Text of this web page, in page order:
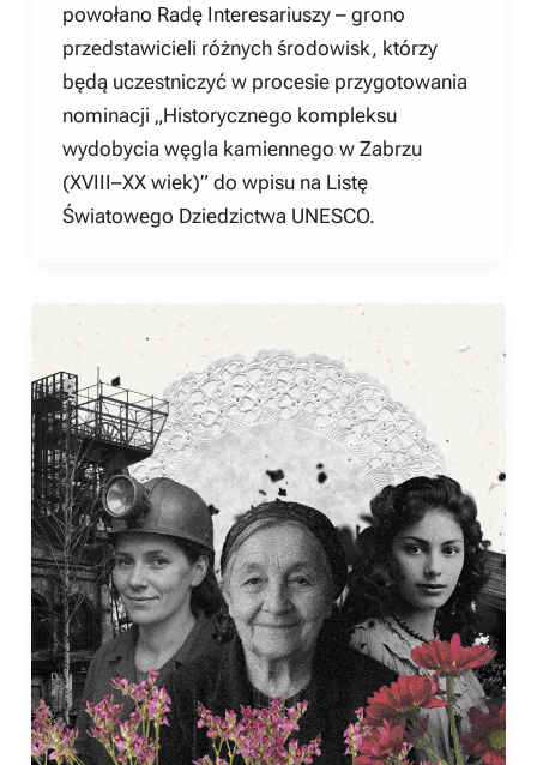
powołano Radę Interesariuszy – grono
przedstawicieli różnych środowisk, którzy
będą uczestniczyć w procesie przygotowania
nominacji „Historycznego kompleksu
wydobycia węgla kamiennego w Zabrzu
(XVIII–XX wiek)” do wpisu na Listę
Światowego Dziedzictwa UNESCO.